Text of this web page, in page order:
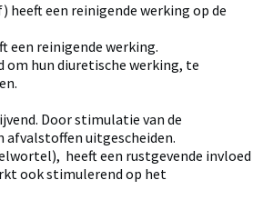
een reinigende werking op de
een reinigende werking.
om hun diuretische werking, te
Door stimulatie van de
afvalstoffen uitgescheiden.
heeft een rustgevende invloed
ook stimulerend op het